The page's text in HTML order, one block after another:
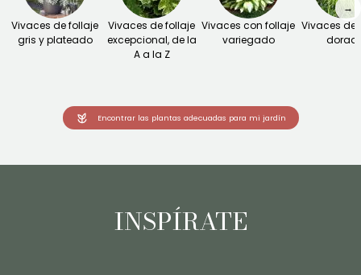
Vivaces de follaje
gris y plateado
Vivaces de follaje
excepcional, de la
A a la Z
Vivaces con follaje
variegado
Vivaces de
→
Encontrar las plantas adecuadas para mi jardín
INSPÍRATE